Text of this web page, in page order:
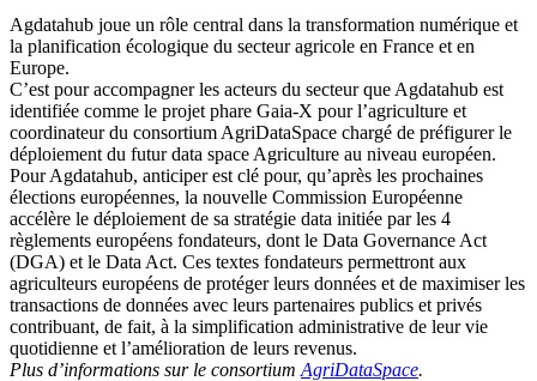
Agdatahub joue un rôle central dans la transformation numérique et
la planification écologique du secteur agricole en France et en
Europe.
C’est pour accompagner les acteurs du secteur que Agdatahub est
identifiée comme le projet phare Gaia-X pour l’agriculture et
coordinateur du consortium AgriDataSpace chargé de préfigurer le
déploiement du futur data space Agriculture au niveau européen.
Pour Agdatahub, anticiper est clé pour, qu’après les prochaines
élections européennes, la nouvelle Commission Européenne
accélère le déploiement de sa stratégie data initiée par les 4
règlements européens fondateurs, dont le Data Governance Act
(DGA) et le Data Act. Ces textes fondateurs permettront aux
agriculteurs européens de protéger leurs données et de maximiser les
transactions de données avec leurs partenaires publics et privés
contribuant, de fait, à la simplification administrative de leur vie
quotidienne et l’amélioration de leurs revenus.
Plus d’informations sur le consortium AgriDataSpace.